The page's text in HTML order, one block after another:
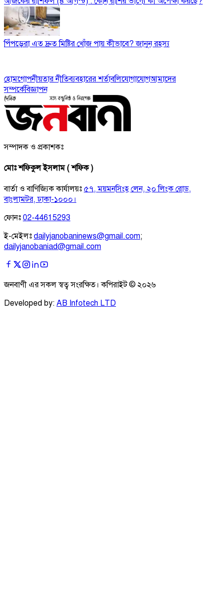
পিঁপড়েরা এত দ্রুত মিষ্টির খোঁজ পায় কীভাবে? জানুন রহস্য
হোমগোপনীয়তার নীতিব্যবহারের শর্তাবলিযোগাযোগআমাদের
সম্পর্কেবিজ্ঞাপন
সম্পাদক ও প্রকাশকঃ
মোঃ শফিকুল ইসলাম ( শফিক )
বার্তা ও বাণিজ্যিক কার্যালয়ঃ ৫৭, ময়মনসিংহ লেন, ২০ লিংক রোড,
বাংলামটর, ঢাকা-১০০০।
ফোনঃ 02-44615293
ই-মেইলঃ dailyjanobaninews@gmail.com;
dailyjanobaniad@gmail.com
জনবাণী এর সকল স্বত্ব সংরক্ষিত। কপিরাইট © ২০২৬
Developed by: AB Infotech LTD